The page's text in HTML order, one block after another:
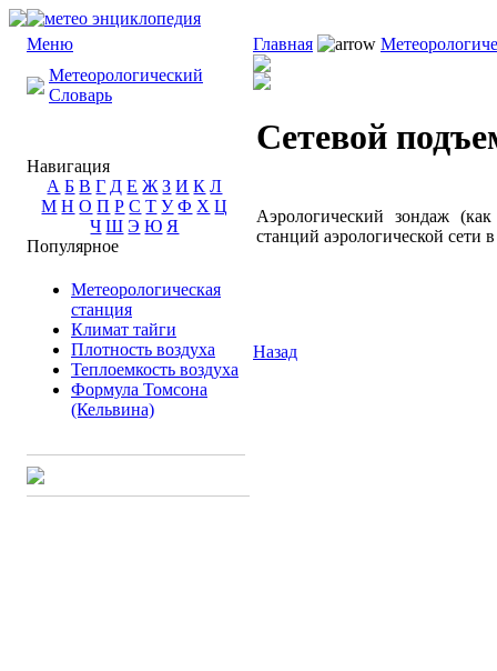
Меню
Метеорологический
Словарь
Навигация
А Б В Г Д Е Ж З И К Л
М Н О П Р С Т У Ф Х Ц
Ч Ш Э Ю Я
Популярное
Метеорологическая
станция
Климат тайги
Плотность воздуха
Теплоемкость воздуха
Формула Томсона
(Кельвина)
Главная
Сетевой
Аэрологический зондаж
станций аэрологической сети
Назад